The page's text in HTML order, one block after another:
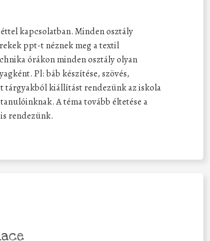
kapcsolatban. Minden osztály
ppt-t néznek meg a textil
órákon minden osztály olyan
Pl: báb készítése, szövés,
tárgyakból kiállítást rendezünk az iskola
A téma tovább éltetése a
rendezünk.